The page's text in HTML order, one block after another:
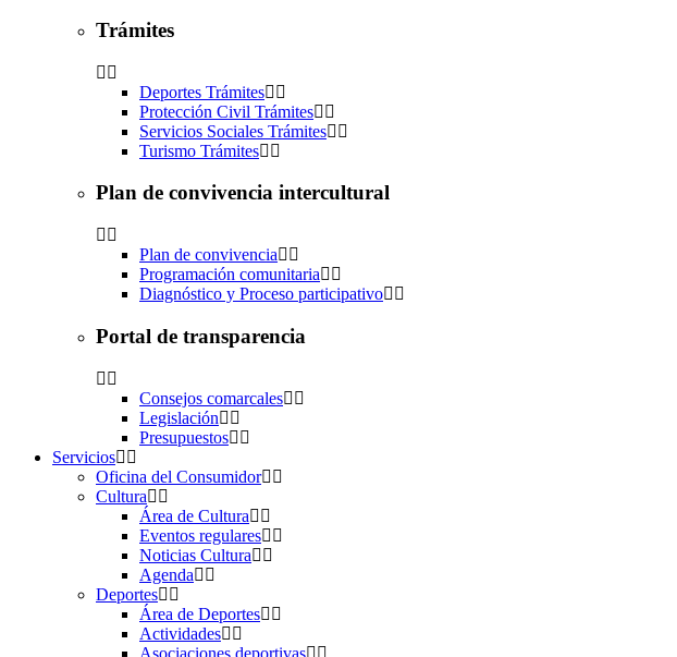
Trámites
Deportes Trámites
Protección Civil Trámites
Servicios Sociales Trámites
Turismo Trámites
Plan de convivencia intercultural
Plan de convivencia
Programación comunitaria
Diagnóstico y Proceso participativo
Portal de transparencia
Consejos comarcales
Legislación
Presupuestos
Servicios
Oficina del Consumidor
Cultura
Área de Cultura
Eventos regulares
Noticias Cultura
Agenda
Deportes
Área de Deportes
Actividades
Asociaciones deportivas